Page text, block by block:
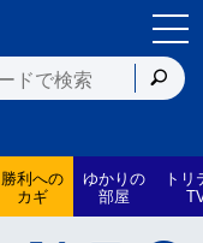
勝利への
カギ
ゆかりの
部屋
トリ